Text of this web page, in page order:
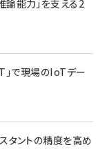
論能力」を支える2
で現場のIoTデー
タントの精度を高め